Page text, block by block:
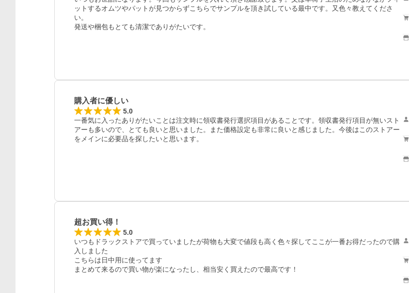
ットするオムツやパットが見つからずこちらでサンプルを頂き試している最中です。又色々教えてくださ
い。
発送や梱包もとても清潔でありがたいです。
購入者に優しい
5.0
一番気に入ったありがたいことは注文時に領収書発行選択項目があることです。領収書発行項目が無いスト
アーも多いので、とても良いと思いました。また価格設定も非常に良いと感じました。今後はこのストアー
をメインに必要品を探したいと思います。
超お買い得！
5.0
いつもドラックストアで買っていましたが荷物も大変で値段も高く色々探してここが一番お得だったので購
入しました
こちらは日中用に使ってます
まとめて来るので買い物が楽になったし、相当安く買えたので最高です！